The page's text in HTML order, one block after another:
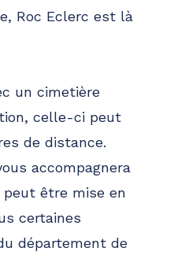
Roc Eclerc est là
un cimetière
celle-ci peut
de distance.
accompagnera
être mise en
certaines
département de